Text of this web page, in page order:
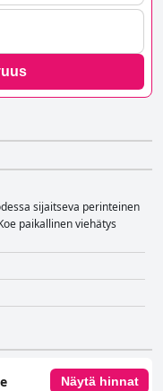
sijaitseva perinteinen
paikallinen viehätys
Näytä hinnat